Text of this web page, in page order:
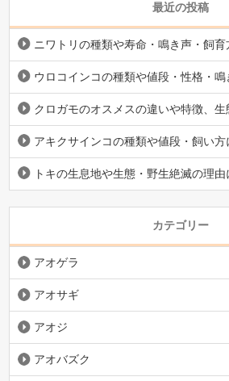
最近の投稿
ニワトリの種類や寿命・鳴き声・飼育
ウロコインコの種類や値段・性格・鳴
クロガモのオスメスの違いや特徴、生
アキクサインコの種類や値段・飼い方
トキの生息地や生態・野生絶滅の理由
カテゴリー
アオゲラ
アオサギ
アオジ
アオバズク